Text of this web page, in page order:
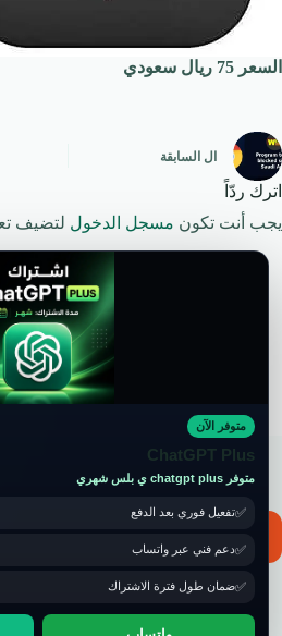
السعر 75 ريال سعودي
ال السابقة
اترك ردّاً
يجب أنت تكون مسجل الدخول لتضيف
حقوق النشر محفوظة لموقع
متوفر الآن
ChatGPT Plus
متوفر chatgpt plus ي بلس شهري
تفعيل فوري بعد الدفع
دعم فني عبر واتساب
ضمان طول فترة الاشتراك